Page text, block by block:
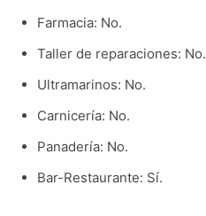
Farmacia: No.
Taller de reparaciones: No.
Ultramarinos: No.
Carnicería: No.
Panadería: No.
Bar-Restaurante: Sí.